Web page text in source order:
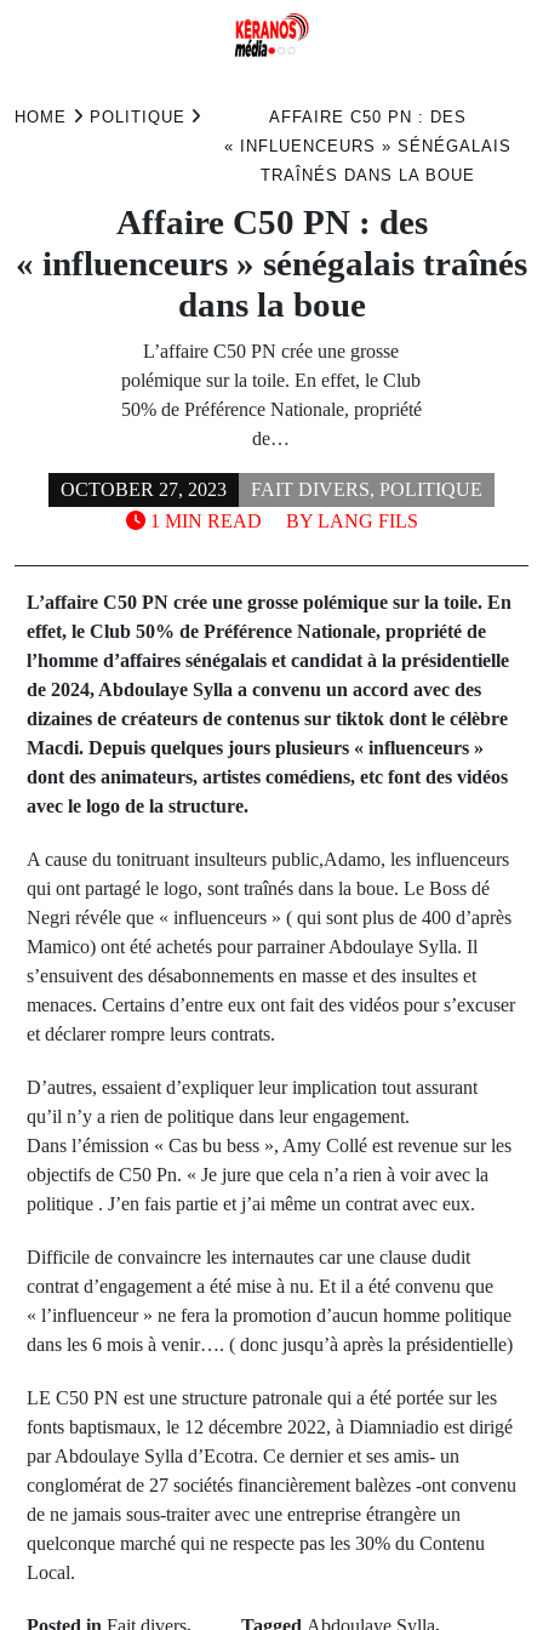
HOME POLITIQUE
AFFAIRE C50 PN : DES
« INFLUENCEURS » SÉNÉGALAIS
TRAÎNÉS DANS LA BOUE
Affaire C50 PN : des
« influenceurs » sénégalais traînés
dans la boue
L’affaire C50 PN crée une grosse
polémique sur la toile. En effet, le Club
50% de Préférence Nationale, propriété
de…
OCTOBER 27, 2023 FAIT DIVERS, POLITIQUE
BY LANG FILS
1 MIN READ
L’affaire C50 PN crée une grosse polémique sur la toile. En
effet, le Club 50% de Préférence Nationale, propriété de
l’homme d’affaires sénégalais et candidat à la présidentielle
de 2024, Abdoulaye Sylla a convenu un accord avec des
dizaines de créateurs de contenus sur tiktok dont le célèbre
Macdi. Depuis quelques jours plusieurs « influenceurs »
dont des animateurs, artistes comédiens, etc font des vidéos
avec le logo de la structure.
A cause du tonitruant insulteurs public,Adamo, les influenceurs
qui ont partagé le logo, sont traînés dans la boue. Le Boss dé
Negri révéle que « influenceurs » ( qui sont plus de 400 d’après
Mamico) ont été achetés pour parrainer Abdoulaye Sylla. Il
s’ensuivent des désabonnements en masse et des insultes et
menaces. Certains d’entre eux ont fait des vidéos pour s’excuser
et déclarer rompre leurs contrats.
D’autres, essaient d’expliquer leur implication tout assurant
qu’il n’y a rien de politique dans leur engagement.
Dans l’émission « Cas bu bess », Amy Collé est revenue sur les
objectifs de C50 Pn. « Je jure que cela n’a rien à voir avec la
politique . J’en fais partie et j’ai même un contrat avec eux.
Difficile de convaincre les internautes car une clause dudit
contrat d’engagement a été mise à nu. Et il a été convenu que
« l’influenceur » ne fera la promotion d’aucun homme politique
dans les 6 mois à venir…. ( donc jusqu’à après la présidentielle)
LE C50 PN est une structure patronale qui a été portée sur les
fonts baptismaux, le 12 décembre 2022, à Diamniadio est dirigé
par Abdoulaye Sylla d’Ecotra. Ce dernier et ses amis- un
conglomérat de 27 sociétés financièrement balèzes -ont convenu
de ne jamais sous-traiter avec une entreprise étrangère un
quelconque marché qui ne respecte pas les 30% du Contenu
Local.
Posted in Fait divers,
Tagged Abdoulaye Sylla,